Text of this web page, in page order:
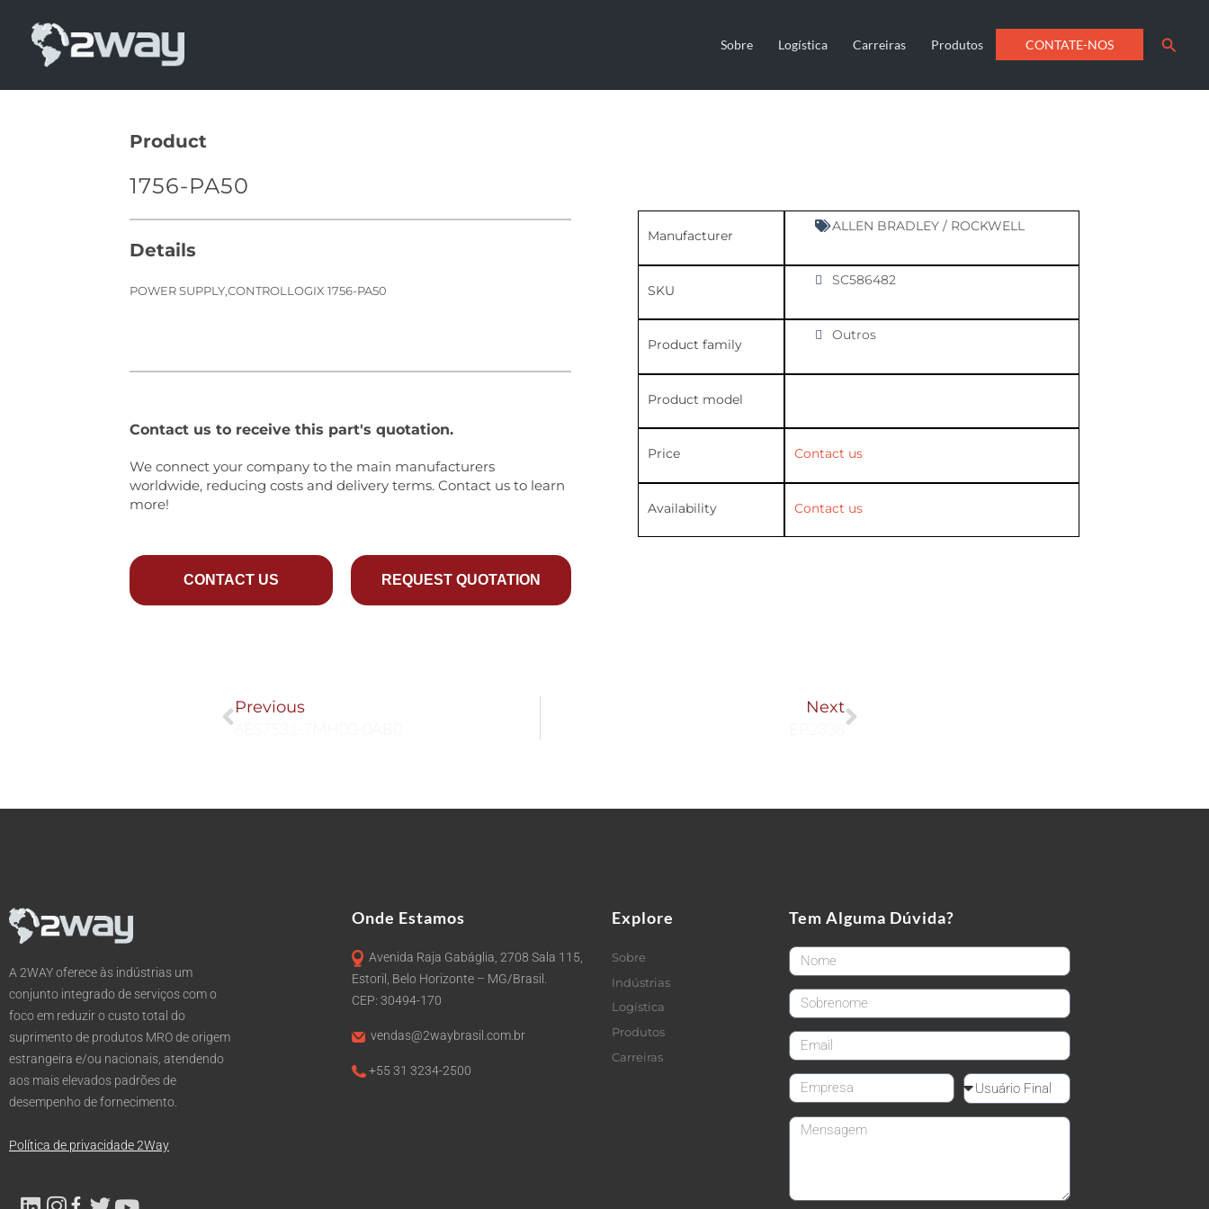
content
Sobre Logística Carreiras Produtos CONTATE-NOS
Product
1756-PA50
Details
POWER SUPPLY,CONTROLLOGIX 1756-PA50
Contact us to receive this part's quotation.
We connect your company to the main manufacturers
worldwide, reducing costs and delivery terms. Contact us to learn
more!
CONTACT US REQUEST QUOTATION
Manufacturer
ALLEN BRADLEY / ROCKWELL
SKU
SC586482
Product family
Outros
Product model
Price Contact us
Availability Contact us
Prev
Previous
NextNext
A 2WAY oferece às indústrias um
conjunto integrado de serviços com o
foco em reduzir o custo total do
suprimento de produtos MRO de origem
estrangeira e/ou nacionais, atendendo
aos mais elevados padrões de
desempenho de fornecimento.
Política de privacidade 2Way
Onde Estamos
Avenida Raja Gabáglia, 2708 Sala 115,
Estoril, Belo Horizonte – MG/Brasil.
CEP: 30494-170
vendas@2waybrasil.com.br
+55 31 3234-2500
Explore
Sobre
Indústrias
Logística
Produtos
Carreiras
Tem Alguma Dúvida?
FirstName
LastName
email
CompanyName Reseller
Message